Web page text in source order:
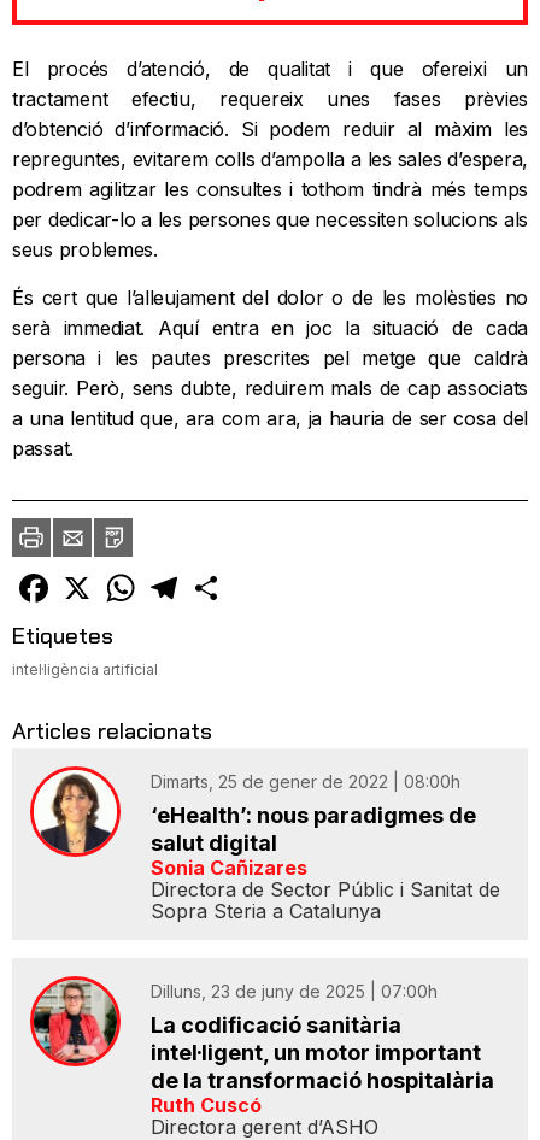
El procés d’atenció, de qualitat i que ofereixi un
tractament efectiu, requereix unes fases prèvies
d’obtenció d’informació. Si podem reduir al màxim les
repreguntes, evitarem colls d’ampolla a les sales d’espera,
podrem agilitzar les consultes i tothom tindrà més temps
per dedicar-lo a les persones que necessiten solucions als
seus problemes.
És cert que l’alleujament del dolor o de les molèsties no
serà immediat. Aquí entra en joc la situació de cada
persona i les pautes prescrites pel metge que caldrà
seguir. Però, sens dubte, reduirem mals de cap associats
a una lentitud que, ara com ara, ja hauria de ser cosa del
passat.
ImprimirEnvia
un
amic
PDF
Facebook
X WhatsAppTelegram
Etiquetes
intel·ligència artificial
Articles relacionats
Dimarts, 25 de gener de 2022 | 08:00h
‘eHealth’: nous paradigmes de
salut digital
Sonia Cañizares
Directora de Sector Públic i Sanitat de
Sopra Steria a Catalunya
Dilluns, 23 de juny de 2025 | 07:00h
La codificació sanitària
intel·ligent, un motor important
de la transformació hospitalària
Ruth Cuscó
Directora gerent d’ASHO